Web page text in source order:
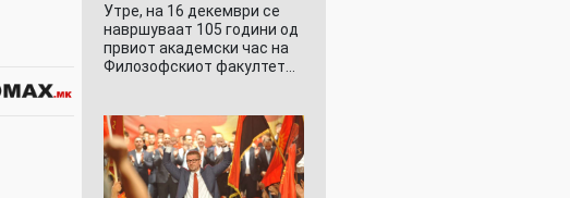
Утре, на 16 декември се
навршуваат 105 години од
првиот академски час на
Филозофскиот факултет…